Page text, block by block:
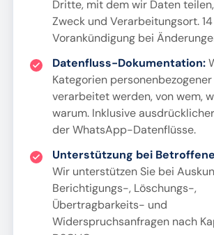
Dritte, mit dem wir Daten
Zweck und Verarbeitungsort.
Vorankündigung bei
Datenfluss-Dokumentation:
Kategorien
verarbeitet werden, von wem,
warum. Inklusive
der WhatsApp-Datenflüsse.
Unterstützung bei
Wir unterstützen Sie bei
Berichtigungs-, Löschungs-,
Übertragbarkeits- und
Widerspruchsanfragen nach